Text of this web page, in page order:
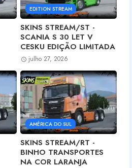
EDITION STREAM
SKINS STREAM/ST -
SCANIA S 30 LET V
CESKU EDIÇÃO LIMITADA
julho 27, 2026
AMÉRICA DO SUL
SKINS STREAM/RT -
BINHO TRANSPORTES
NA COR LARANJA